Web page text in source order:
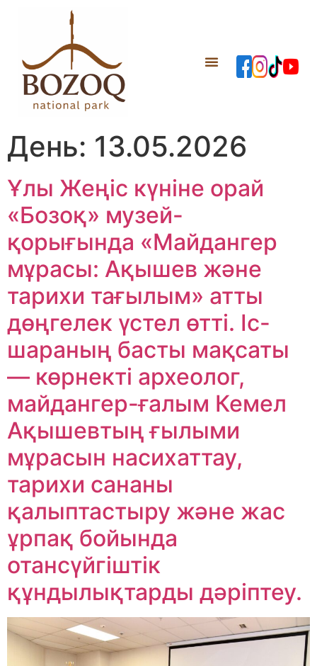
День: 13.05.2026
Ұлы Жеңіс күніне орай
«Бозоқ» музей-
қорығында «Майдангер
мұрасы: Ақышев және
тарихи тағылым» атты
дөңгелек үстел өтті. Іс-
шараның басты мақсаты
— көрнекті археолог,
майдангер-ғалым Кемел
Ақышевтың ғылыми
мұрасын насихаттау,
тарихи сананы
қалыптастыру және жас
ұрпақ бойында
отансүйгіштік
құндылықтарды дәріптеу.